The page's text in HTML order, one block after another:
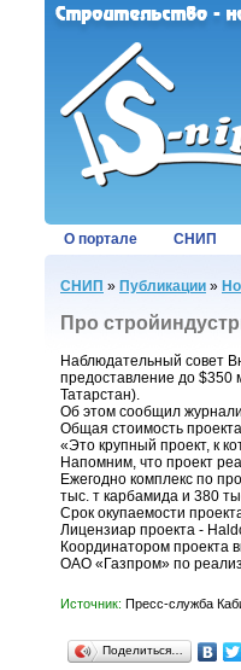
О портале СНИП
СНИП » Публикации »
Про
Наблюдательный совет
предоставление до $350
Татарстан).
Об этом сообщил
Общая стоимость
«Это крупный проект, к
Напомним, что проект
Ежегодно комплекс по
тыс. т карбамида и 380
Срок окупаемости
Лицензиар проекта -
Координатором проекта
ОАО «Газпром» по
Источник: Пресс-служба
Поделиться…